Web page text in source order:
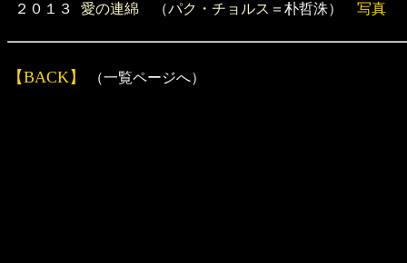
２０１３
愛の連綿 （パク・チョルス ＝朴哲洙）写真
【BACK】 （一覧ページへ）